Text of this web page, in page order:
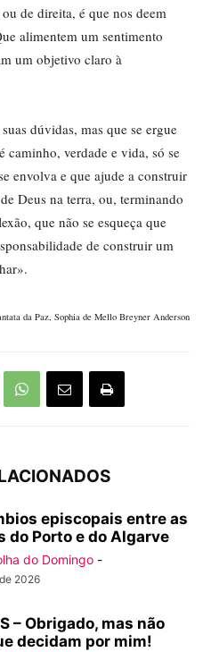
de direita, é que nos deem
alimentem um sentimento
um objetivo claro à
dúvidas, mas que se ergue
caminho, verdade e vida, só se
envolva e que ajude a construir
Deus na terra, ou, terminando
que não se esqueça que
de construir um
da Paz, Sophia de Mello Breyner Anderson
episcopais entre as
do Porto e do Algarve
do Domingo -
2026
– Obrigado, mas não
decidam por mim!